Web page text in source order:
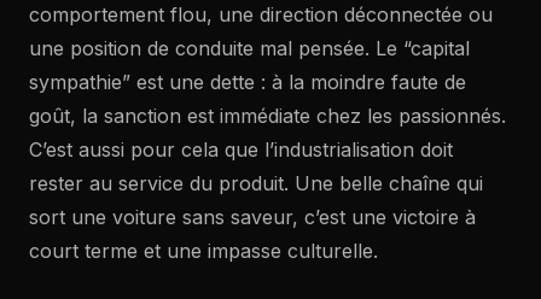
comportement flou, une direction déconnectée ou
une position de conduite mal pensée. Le “capital
sympathie” est une dette : à la moindre faute de
goût, la sanction est immédiate chez les passionnés.
C’est aussi pour cela que l’industrialisation doit
rester au service du produit. Une belle chaîne qui
sort une voiture sans saveur, c’est une victoire à
court terme et une impasse culturelle.